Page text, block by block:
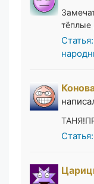
тёплые